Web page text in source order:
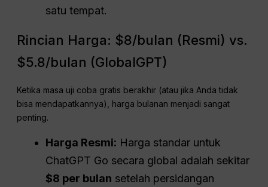
satu tempat.
Rincian Harga: $8/bulan (Resmi) vs.
$5.8/bulan (GlobalGPT)
Ketika masa uji coba gratis berakhir (atau jika Anda tidak
bisa mendapatkannya), harga bulanan menjadi sangat
penting.
Harga Resmi: Harga standar untuk
ChatGPT Go secara global adalah sekitar
$8 per bulan setelah persidangan